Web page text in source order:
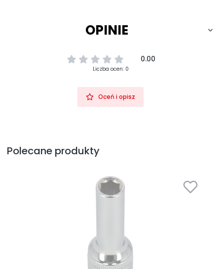
OPINIE
0.00
Liczba ocen: 0
Oceń i opisz
Polecane produkty